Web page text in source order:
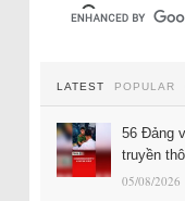
LATEST POPULAR
56 Đảng
truyền
05/08/2026